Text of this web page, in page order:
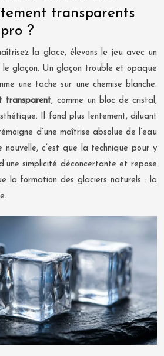
transparents
?
la glace, élevons le jeu avec un
glaçon. Un glaçon trouble et opaque
une tache sur une chemise blanche.
transparent, comme un bloc de cristal,
Il fond plus lentement, diluant
d’une maîtrise absolue de l’eau
c’est que la technique pour y
simplicité déconcertante et repose
la formation des glaciers naturels : la